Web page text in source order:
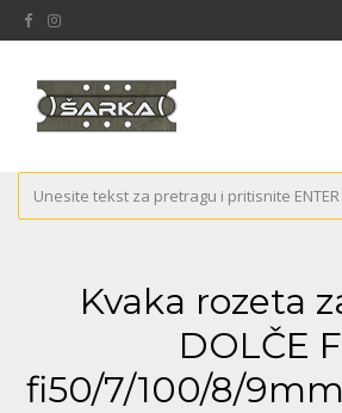
Kvaka rozeta
DOLČE
fi50/7/100/8/